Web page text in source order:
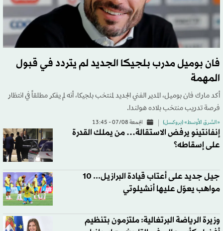
فان بوميل مدرب بلجيكا الجديد لم يتردد في قبول
المهمة
أكد مارك فان بوميل، المدير الفني الجديد لمنتخب بلجيكا، أنه لم يفكر مطلقاً في انتظار
فرصة تدريب منتخب بلاده هولندا.
«الشرق الأوسط» (بروكسل) الجمعة 07/08 - 13:45
إنفانتينو يرفض الاستقالة… من يملك القدرة
على إسقاطه؟
جيل جديد على أعتاب قيادة البرازيل... 10
مواهب يعوّل عليها أنشيلوتي
وزيرة الرياضة البرتغالية: ملتزمون بتنظيم